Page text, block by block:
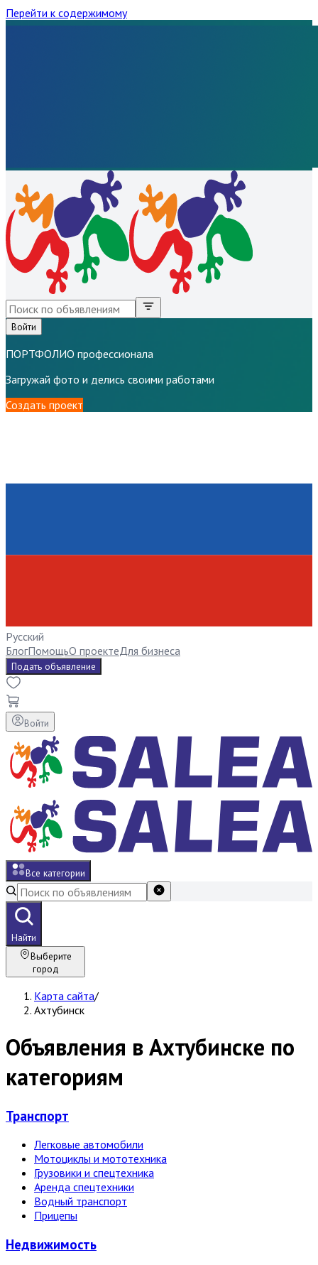
Перейти к содержимому
Войти
ПОРТФОЛИО профессионала
Загружай фото и делись своими работами
Создать проект
Русский
БлогПомощьО проектеДля бизнеса
Подать объявление
Войти
Все категории
Найти
Выберите
город
Карта сайта/
Ахтубинск
Объявления в Ахтубинске по
категориям
Транспорт
Легковые автомобили
Мотоциклы и мототехника
Грузовики и спецтехника
Аренда спецтехники
Водный транспорт
Прицепы
Недвижи­мость